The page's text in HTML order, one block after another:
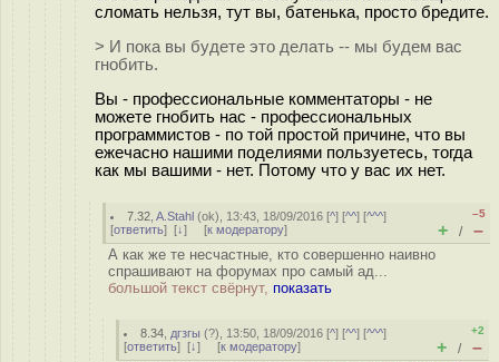
сломать нельзя, тут вы, батенька, просто бредите.
> И пока вы будете это делать -- мы будем вас
гнобить.
Вы - профессиональные комментаторы - не
можете гнобить нас - профессиональных
программистов - по той простой причине, что вы
ежечасно нашими поделиями пользуетесь, тогда
как мы вашими - нет. Потому что у вас их нет.
7.32 ,A.Stahl (ok), 13:43, 18/09/2016 [^] [^^] [^^^]
[ответить] [↓] [к модератору]
–5
+ / –
А как же те несчастные, кто совершенно наивно
спрашивают на форумах про самый ад...
большой текст свёрнут, показать
8.34 дгзгы (?), 13:50, 18/09/2016 [^] [^^] [^^^]
[ответить] [↓] [к модератору]
+2
+ / –